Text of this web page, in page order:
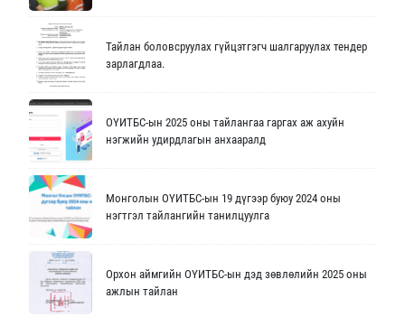
Тайлан боловсруулах гүйцэтгэгч шалгаруулах тендер
зарлагдлаа.
ОҮИТБС-ын 2025 оны тайлангаа гаргах аж ахуйн
нэгжийн удирдлагын анхааралд
Монголын ОҮИТБС-ын 19 дүгээр буюу 2024 оны
нэгтгэл тайлангийн танилцуулга
Орхон аймгийн ОҮИТБС-ын дэд зөвлөлийн 2025 оны
ажлын тайлан